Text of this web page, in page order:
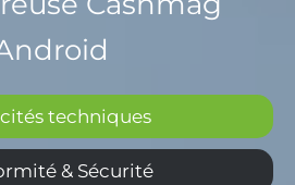
techniques
& Sécurité